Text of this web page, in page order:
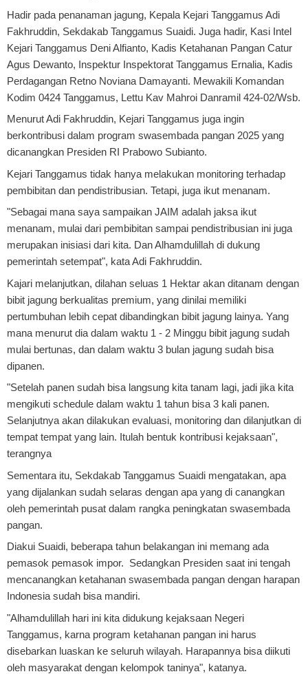
Hadir pada penanaman jagung, Kepala Kejari Tanggamus Adi
Fakhruddin, Sekdakab Tanggamus Suaidi. Juga hadir, Kasi Intel
Kejari Tanggamus Deni Alfianto, Kadis Ketahanan Pangan Catur
Agus Dewanto, Inspektur Inspektorat Tanggamus Ernalia, Kadis
Perdagangan Retno Noviana Damayanti. Mewakili Komandan
Kodim 0424 Tanggamus, Lettu Kav Mahroi Danramil 424-02/Wsb.
Menurut Adi Fakhruddin, Kejari Tanggamus juga ingin
berkontribusi dalam program swasembada pangan 2025 yang
dicanangkan Presiden RI Prabowo Subianto.
Kejari Tanggamus tidak hanya melakukan monitoring terhadap
pembibitan dan pendistribusian. Tetapi, juga ikut menanam.
"Sebagai mana saya sampaikan JAIM adalah jaksa ikut
menanam, mulai dari pembibitan sampai pendistribusian ini juga
merupakan inisiasi dari kita. Dan Alhamdulillah di dukung
pemerintah setempat", kata Adi Fakhruddin.
Kajari melanjutkan, dilahan seluas 1 Hektar akan ditanam dengan
bibit jagung berkualitas premium, yang dinilai memiliki
pertumbuhan lebih cepat dibandingkan bibit jagung lainya. Yang
mana menurut dia dalam waktu 1 - 2 Minggu bibit jagung sudah
mulai bertunas, dan dalam waktu 3 bulan jagung sudah bisa
dipanen.
"Setelah panen sudah bisa langsung kita tanam lagi, jadi jika kita
mengikuti schedule dalam waktu 1 tahun bisa 3 kali panen.
Selanjutnya akan dilakukan evaluasi, monitoring dan dilanjutkan di
tempat tempat yang lain. Itulah bentuk kontribusi kejaksaan",
terangnya
Sementara itu, Sekdakab Tanggamus Suaidi mengatakan, apa
yang dijalankan sudah selaras dengan apa yang di canangkan
oleh pemerintah pusat dalam rangka peningkatan swasembada
pangan.
Diakui Suaidi, beberapa tahun belakangan ini memang ada
pemasok pemasok impor. Sedangkan Presiden saat ini tengah
mencanangkan ketahanan swasembada pangan dengan harapan
Indonesia sudah bisa mandiri.
"Alhamdulillah hari ini kita didukung kejaksaan Negeri
Tanggamus, karna program ketahanan pangan ini harus
disebarkan luaskan ke seluruh wilayah. Harapannya bisa diikuti
oleh masyarakat dengan kelompok taninya", katanya.